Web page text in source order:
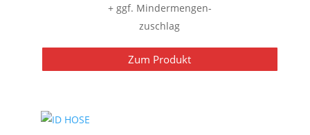
39,59€
+ ggf. Mindermengen-
zuschlag
Zum Produkt